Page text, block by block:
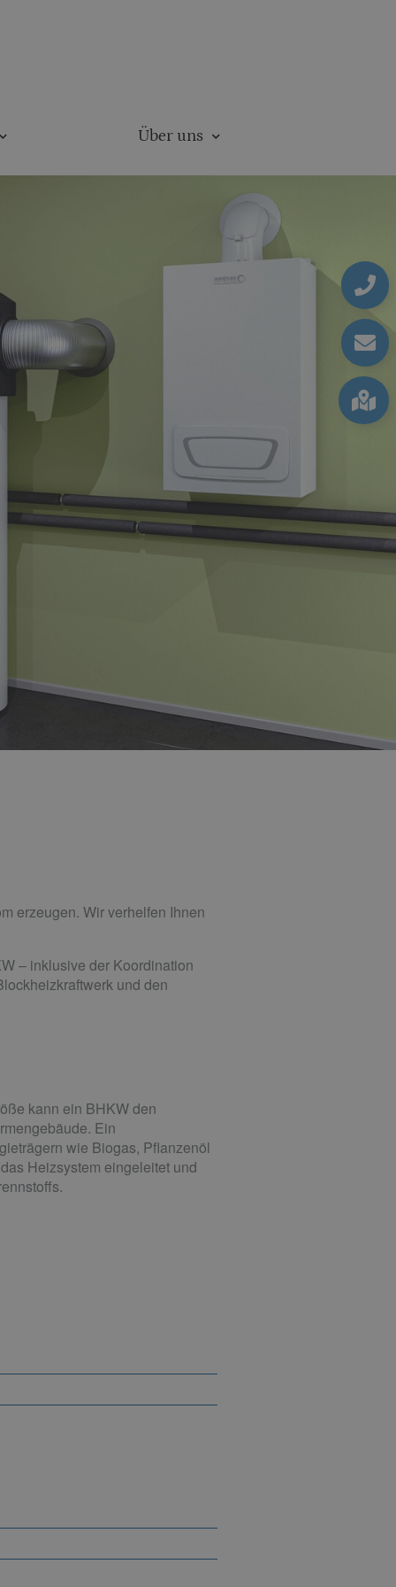
Über uns
erzeugen. Wir verhelfen Ihnen
– inklusive der Koordination
und den
kann ein BHKW den
Ein
wie Biogas, Pflanzenöl
Heizsystem eingeleitet und